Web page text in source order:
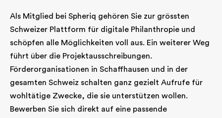
Als Mitglied bei Spheriq gehören Sie zur grössten
Schweizer Plattform für digitale Philanthropie und
schöpfen alle Möglichkeiten voll aus. Ein weiterer Weg
führt über die Projektausschreibungen.
Förderorganisationen in Schaffhausen und in der
gesamten Schweiz schalten ganz gezielt Aufrufe für
wohltätige Zwecke, die sie unterstützen wollen.
Bewerben Sie sich direkt auf eine passende